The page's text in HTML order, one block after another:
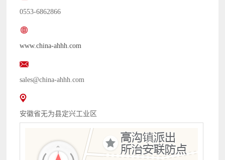
0553-6862866
www.china-ahhh.com
sales@china-ahhh.com
安徽省无为县定兴工业区